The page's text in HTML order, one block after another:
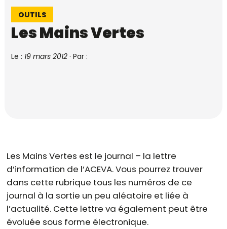
OUTILS
Les Mains Vertes
Le : 19 mars 2012· Par :
Les Mains Vertes est le journal – la lettre
d’information de l’ACEVA. Vous pourrez trouver
dans cette rubrique tous les numéros de ce
journal à la sortie un peu aléatoire et liée à
l’actualité. Cette lettre va également peut être
évoluée sous forme électronique.